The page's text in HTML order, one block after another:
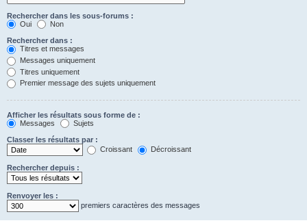
Rechercher dans les sous-forums :
Oui
Non
Rechercher dans :
Titres et messages
Messages uniquement
Titres uniquement
Premier message des sujets uniquement
Afficher les résultats sous forme de :
Messages
Sujets
Classer les résultats par :
Croissant
Décroissant
Rechercher depuis :
Renvoyer les :
premiers caractères des messages